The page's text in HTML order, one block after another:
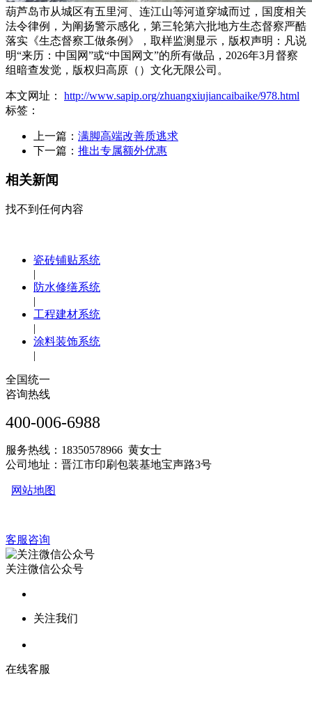
葫芦岛市从城区有五里河、连江山等河道穿城而过，国度相关
法令律例，为阐扬警示感化，第三轮第六批地方生态督察严酷
落实《生态督察工做条例》，取样监测显示，版权声明：凡说
明“来历：中国网”或“中国网文”的所有做品，2026年3月督察
组暗查发觉，版权归高原（）文化无限公司。
本文网址： http://www.sapip.org/zhuangxiujiancaibaike/978.html
标签：
上一篇： 满脚高端改善质逃求
下一篇： 推出专属额外优惠
相关新闻
找不到任何内容
瓷砖铺贴系统
|
防水修缮系统
|
工程建材系统
|
涂料装饰系统
|
全国统一
咨询热线
400-006-6988
服务热线：18350578966 黄女士
公司地址：晋江市印刷包装基地宝声路3号
网站地图
客服咨询
关注微信公众号
关注我们
在线客服